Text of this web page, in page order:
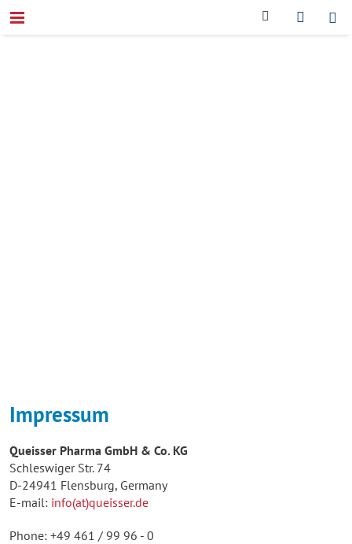
Impressum
Queisser Pharma GmbH & Co. KG
Schleswiger Str. 74
D-24941 Flensburg, Germany
E-mail: info(at)queisser.de
Phone: +49 461 / 99 96 - 0